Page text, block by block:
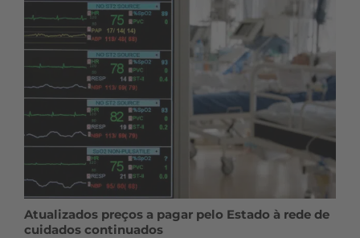
Atualizados preços a pagar pelo Estado à rede de
cuidados continuados